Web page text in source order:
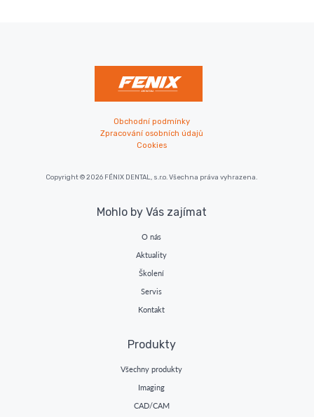
Obchodní podmínky
Zpracování osobních údajů
Cookies
Copyright © 2026 FÉNIX DENTAL, s.r.o. Všechna práva vyhrazena.
Mohlo by Vás zajímat
O nás
Aktuality
Školení
Servis
Kontakt
Produkty
Všechny produkty
Imaging
CAD/CAM